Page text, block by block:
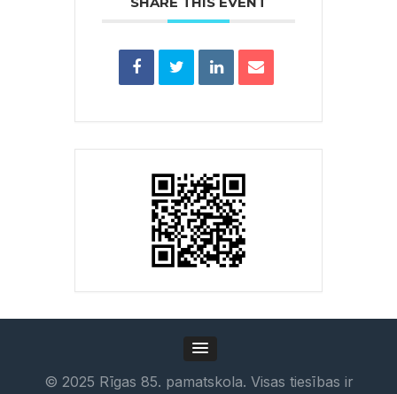
© 2025 Rīgas 85. pamatskola. Visas tiesības ir